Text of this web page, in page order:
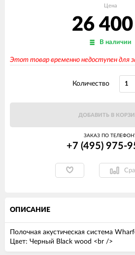
Цена
26 400
В наличии
Этот товар временно недоступен для
Количество
ДОБАВИТЬ В
ЗАКАЗ ПО
+7 (495) 975-
ОПИСАНИЕ
Полочная акустическая система
Цвет: Черный Black wood <br />